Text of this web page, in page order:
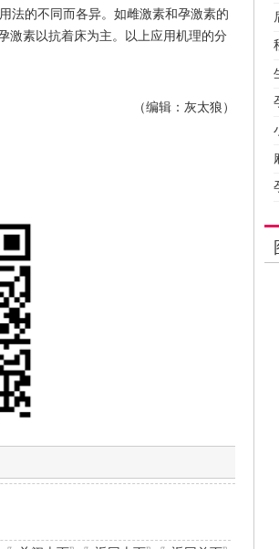
法的不同而各异。如雌激素和孕激素的
激素以抗着床为主。以上应用机理的分
（编辑：灰太狼）